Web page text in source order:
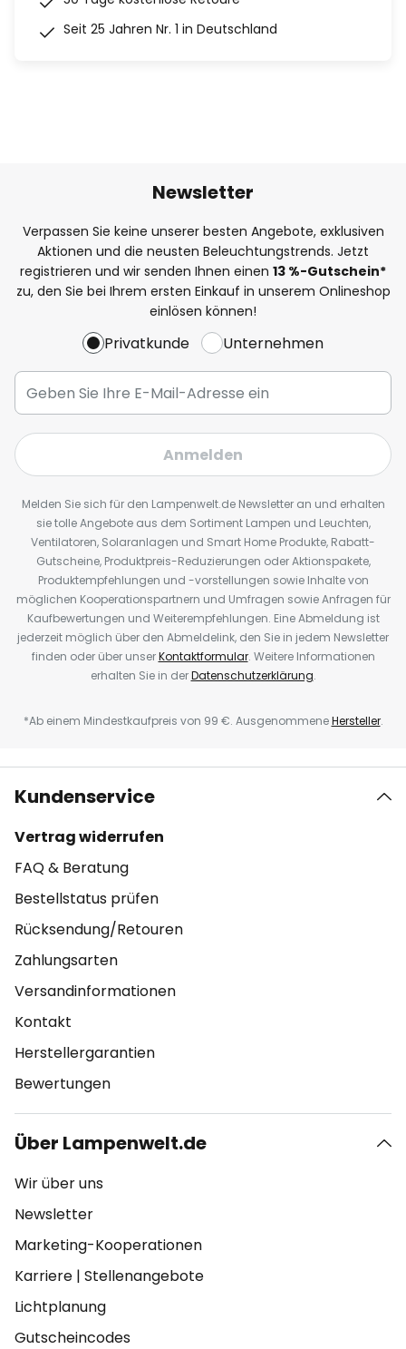
Seit 25 Jahren Nr. 1 in Deutschland
Newsletter
Verpassen Sie keine unserer besten Angebote, exklusiven
Aktionen und die neusten Beleuchtungstrends. Jetzt
registrieren und wir senden Ihnen einen 13 %-Gutschein*
zu, den Sie bei Ihrem ersten Einkauf in unserem Onlineshop
einlösen können!
Privatkunde Unternehmen
Anmelden
Melden Sie sich für den Lampenwelt.de Newsletter an und erhalten
sie tolle Angebote aus dem Sortiment Lampen und Leuchten,
Ventilatoren, Solaranlagen und Smart Home Produkte, Rabatt-
Gutscheine, Produktpreis-Reduzierungen oder Aktionspakete,
Produktempfehlungen und -vorstellungen sowie Inhalte von
möglichen Kooperationspartnern und Umfragen sowie Anfragen für
Kaufbewertungen und Weiterempfehlungen. Eine Abmeldung ist
jederzeit möglich über den Abmeldelink, den Sie in jedem Newsletter
finden oder über unserKontaktformular. Weitere Informationen
erhalten Sie in derDatenschutzerklärung.
*Ab einem Mindestkaufpreis von 99 €. AusgenommeneHersteller.
Kundenservice
Vertrag widerrufen
FAQ & Beratung
Bestellstatus prüfen
Rücksendung/Retouren
Zahlungsarten
Versandinformationen
Kontakt
Herstellergarantien
Bewertungen
Über Lampenwelt.de
Wir über uns
Newsletter
Marketing-Kooperationen
Karriere | Stellenangebote
Lichtplanung
Gutscheincodes